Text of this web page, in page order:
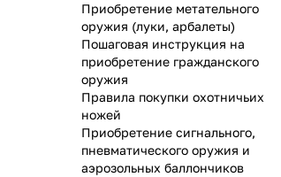
Приобретение метательного
оружия (луки, арбалеты)
Пошаговая инструкция на
приобретение гражданского
оружия
Правила покупки охотничьих
ножей
Приобретение сигнального,
пневматического оружия и
аэрозольных баллончиков